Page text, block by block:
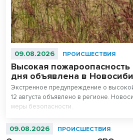
09.08.2026 ПРОИСШЕСТВИЯ
Высокая пожароопасность
дня объявлена в
Экстренное предупреждение о
12 августа объявлено в регионе.
меры безопасности.
09.08.2026 ПРОИСШЕСТВИЯ